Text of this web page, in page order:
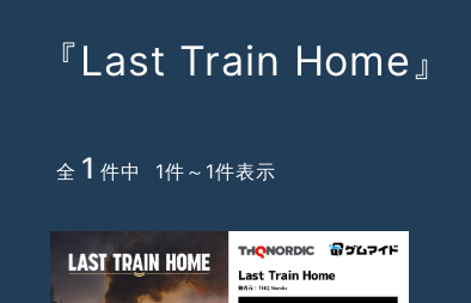
『Last Train Home』
全 1 件中 1件～1件表示